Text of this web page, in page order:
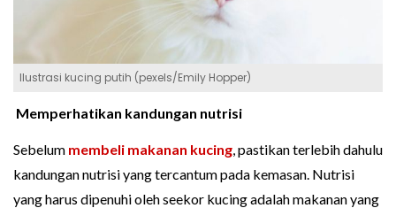
Ilustrasi kucing putih (pexels/Emily Hopper)
Memperhatikan kandungan nutrisi
Sebelum membeli makanan kucing , pastikan terlebih dahulu
kandungan nutrisi yang tercantum pada kemasan. Nutrisi
yang harus dipenuhi oleh seekor kucing adalah makanan yang